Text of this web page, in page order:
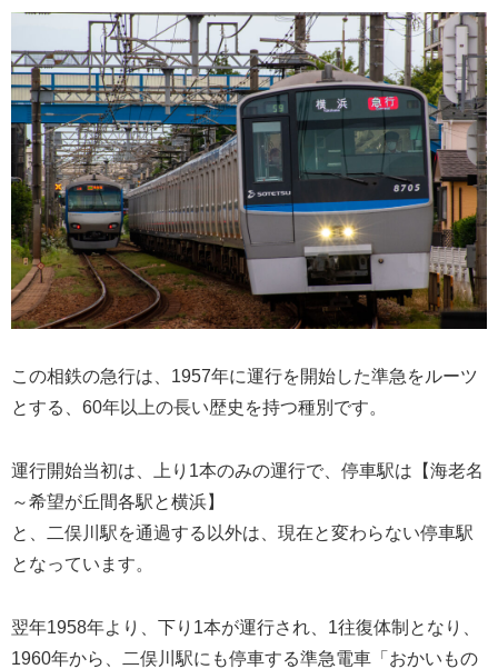
この相鉄の急行は、1957年に運行を開始した準急をルーツ
とする、60年以上の長い歴史を持つ種別です。
運行開始当初は、上り1本のみの運行で、停車駅は【海老名
～希望が丘間各駅と横浜】
と、二俣川駅を通過する以外は、現在と変わらない停車駅
となっています。
翌年1958年より、下り1本が運行され、1往復体制となり、
1960年から、二俣川駅にも停車する準急電車「おかいもの